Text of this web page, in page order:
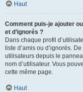
Haut
Comment puis-je ajouter
et d’ignorés ?
Dans chaque profil
liste d’amis ou d’ignorés.
utilisateurs depuis le
nom d’utilisateur. Vous
cette même page.
Haut